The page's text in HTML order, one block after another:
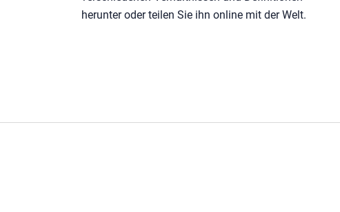
herunter oder teilen Sie ihn online mit der Welt.